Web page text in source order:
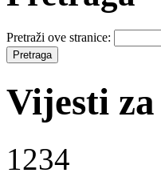
Pretraži ove stranice:
Vijesti
1234